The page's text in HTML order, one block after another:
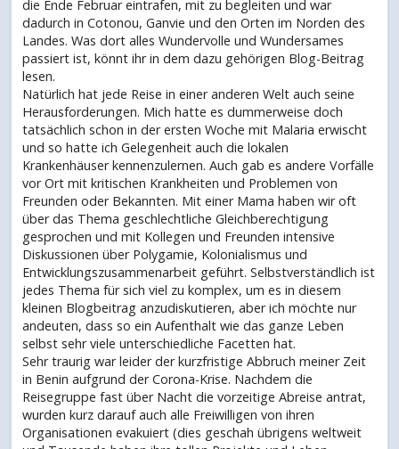
die Ende Februar eintrafen, mit zu begleiten und war
dadurch in Cotonou, Ganvie und den Orten im Norden des
Landes. Was dort alles Wundervolle und Wundersames
passiert ist, könnt ihr in dem dazu gehörigen Blog-Beitrag
lesen.
Natürlich hat jede Reise in einer anderen Welt auch seine
Herausforderungen. Mich hatte es dummerweise doch
tatsächlich schon in der ersten Woche mit Malaria erwischt
und so hatte ich Gelegenheit auch die lokalen
Krankenhäuser kennenzulernen. Auch gab es andere Vorfälle
vor Ort mit kritischen Krankheiten und Problemen von
Freunden oder Bekannten. Mit einer Mama haben wir oft
über das Thema geschlechtliche Gleichberechtigung
gesprochen und mit Kollegen und Freunden intensive
Diskussionen über Polygamie, Kolonialismus und
Entwicklungszusammenarbeit geführt. Selbstverständlich ist
jedes Thema für sich viel zu komplex, um es in diesem
kleinen Blogbeitrag anzudiskutieren, aber ich möchte nur
andeuten, dass so ein Aufenthalt wie das ganze Leben
selbst sehr viele unterschiedliche Facetten hat.
Sehr traurig war leider der kurzfristige Abbruch meiner Zeit
in Benin aufgrund der Corona-Krise. Nachdem die
Reisegruppe fast über Nacht die vorzeitige Abreise antrat,
wurden kurz darauf auch alle Freiwilligen von ihren
Organisationen evakuiert (dies geschah übrigens weltweit